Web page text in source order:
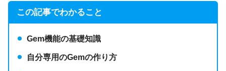
この記事でわかること
Gem機能の基礎知識
自分専用のGemの作り方